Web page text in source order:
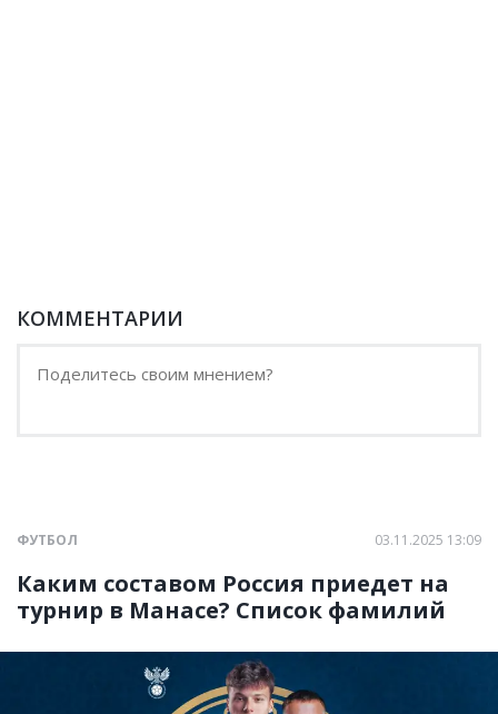
КОММЕНТАРИИ
ФУТБОЛ 03.11.2025 13:09
Каким составом Россия приедет на
турнир в Манасе? Список фамилий